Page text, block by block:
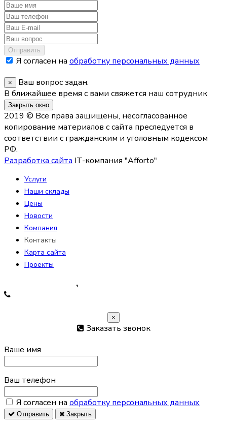
Отправить
Я согласен на обработку персональных данных
×
Ваш вопрос задан.
В ближайшее время с вами свяжется наш сотрудник
Закрыть окно
2019 © Все права защищены, несогласованное
копирование материалов с сайта преследуется в
соответствии с гражданским и уголовным кодексом
РФ.
Разработка сайта IT-компания "Afforto"
Услуги
Наши склады
Цены
Новости
Компания
Контакты
Карта сайта
Проекты
,
×
Заказать звонок
Ваше имя
Ваш телефон
Я согласен на обработку персональных данных
Отправить Закрыть